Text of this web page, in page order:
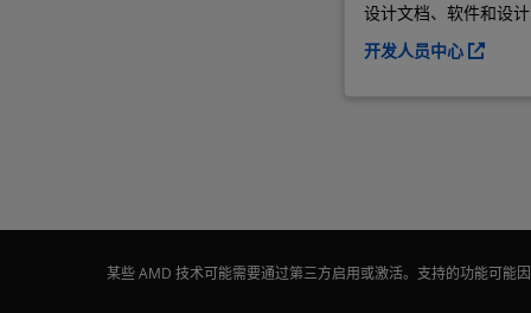
设计文档、软件和设
开发人员中心
某些 AMD 技术可能需要通过第三方启用或激活。支持的功能可能